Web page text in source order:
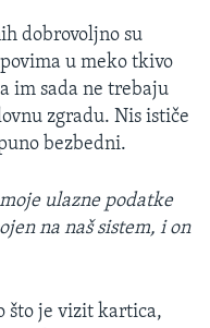
dobrovoljno su
u meko tkivo
im sada ne trebaju
zgradu. Nis ističe
bezbedni.
ulazne podatke
na naš sistem, i on
što je vizit kartica,